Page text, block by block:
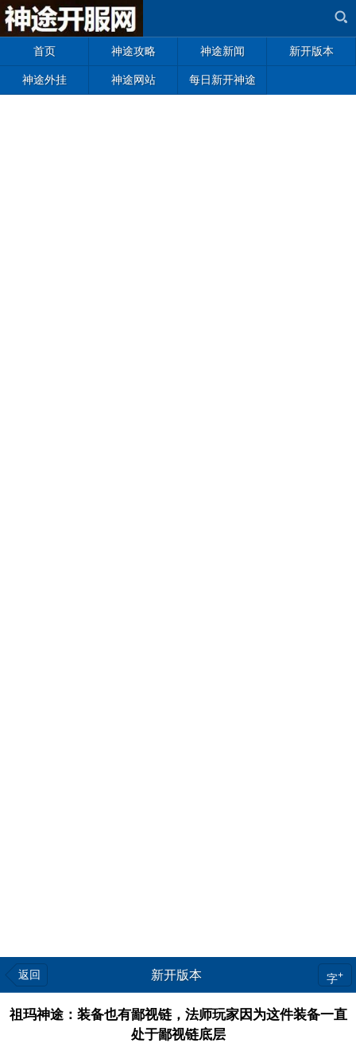
首页 神途攻略 神途新闻 新开版本
神途外挂 神途网站 每日新开神途
返回 新开版本 字+
祖玛神途：装备也有鄙视链，法师玩家因为这件装备一直
处于鄙视链底层